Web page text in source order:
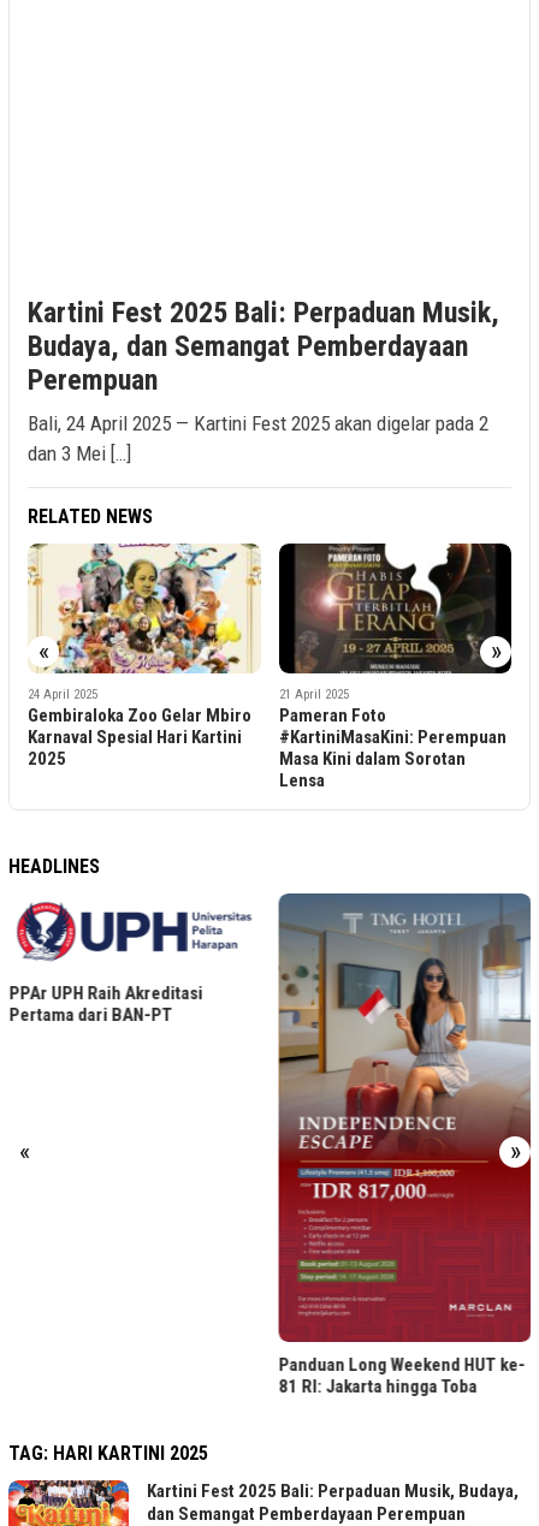
Kartini Fest 2025 Bali: Perpaduan Musik,
Budaya, dan Semangat Pemberdayaan
Perempuan
Bali, 24 April 2025 — Kartini Fest 2025 akan digelar pada 2
dan 3 Mei […]
RELATED NEWS
« »
24 April 2025
Gembiraloka Zoo Gelar Mbiro
Karnaval Spesial Hari Kartini
2025
21 April 2025
Pameran Foto
#KartiniMasaKini: Perempuan
Masa Kini dalam Sorotan
Lensa
HEADLINES
« »
PPAr UPH Raih Akreditasi
Pertama dari BAN-PT
Panduan Long Weekend HUT ke-
81 RI: Jakarta hingga Toba
TAG: HARI KARTINI 2025
Kartini Fest 2025 Bali: Perpaduan Musik, Budaya,
dan Semangat Pemberdayaan Perempuan